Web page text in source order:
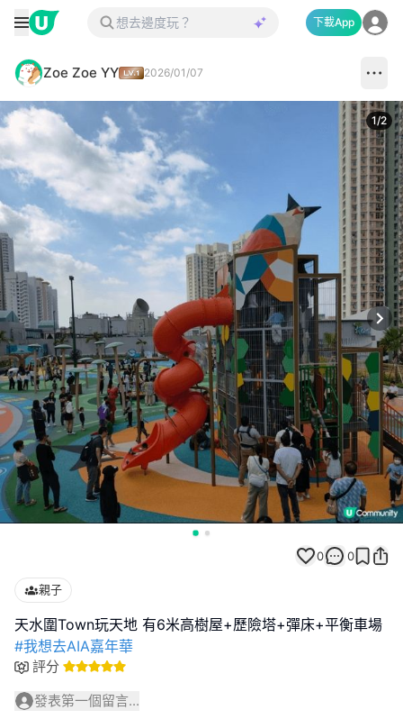
下載App
Zoe Zoe YY 2026/01/07
1/2
0 0
親子
#我想去AIA嘉年華
評分
發表第一個留言...